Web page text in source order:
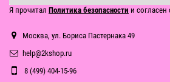
Я прочитал Политика безопасности и согласен
Москва, ул. Бориса Пастернака 49
help@2kshop.ru
8 (499) 404-15-96